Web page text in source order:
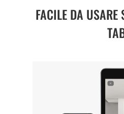
FACILE DA USARE